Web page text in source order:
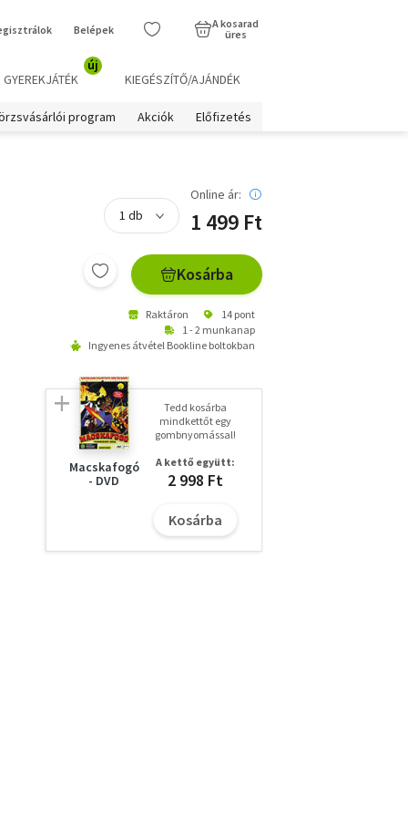
Belépek
A kosarad
üres
GYEREKJÁTÉK
új
KIEGÉSZÍTŐ/AJÁNDÉK
program Akciók Előfizetés
Online ár:
1 499 Ft
Kosárba
Raktáron
14 pont
1 - 2 munkanap
Ingyenes átvétel Bookline boltokban
Macskafogó
- DVD
Tedd kosárba
mindkettőt egy
gombnyomással!
A kettő együtt:
2 998 Ft
Kosárba